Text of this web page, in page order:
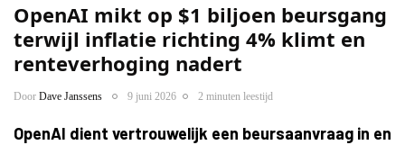
OpenAI mikt op $1 biljoen beursgang
terwijl inflatie richting 4% klimt en
renteverhoging nadert
Door Dave Janssens 9 juni 2026 2 minuten leestijd
OpenAI dient vertrouwelijk een beursaanvraag in en